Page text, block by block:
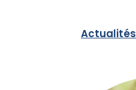
Actualités